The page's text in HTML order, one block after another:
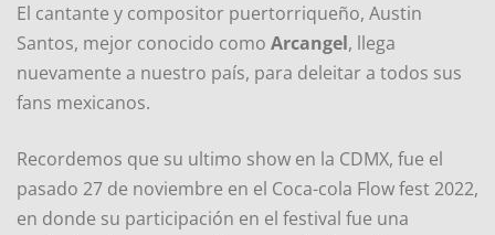
El cantante y compositor puertorriqueño, Austin
Santos, mejor conocido como Arcangel, llega
nuevamente a nuestro país, para deleitar a todos sus
fans mexicanos.
Recordemos que su ultimo show en la CDMX, fue el
pasado 27 de noviembre en el Coca-cola Flow fest 2022,
en donde su participación en el festival fue una